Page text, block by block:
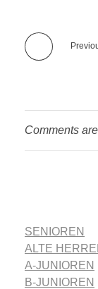
Comments
SENIOREN
ALTE
A-JUNIOREN
B-JUNIOREN